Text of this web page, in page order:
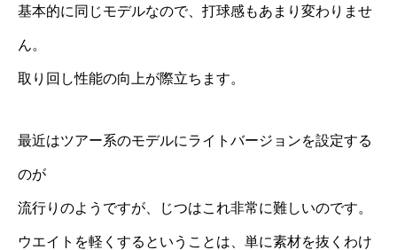
基本的に同じモデルなので、打球感もあまり変わりませ
ん。
取り回し性能の向上が際立ちます。
最近はツアー系のモデルにライトバージョンを設定する
のが
流行りのようですが、じつはこれ非常に難しいのです。
ウエイトを軽くするということは、単に素材を抜くわけ